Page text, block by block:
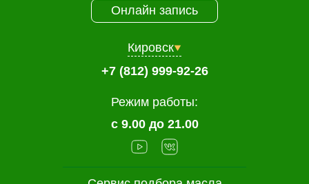
Онлайн запись
Кировск
+7 (812) 999-92-26
Режим работы:
с 9.00 до 21.00